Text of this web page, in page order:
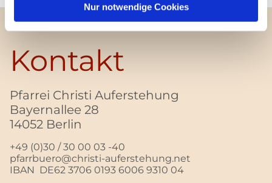
Nur notwendige Cookies
Kontakt
Pfarrei Christi Auferstehung
Bayernallee 28
14052 Berlin
+49 (0)30 / 30 00 03 -40
pfarrbuero@christi-auferstehung.net
IBAN DE62 3706 0193 6006 9310 04